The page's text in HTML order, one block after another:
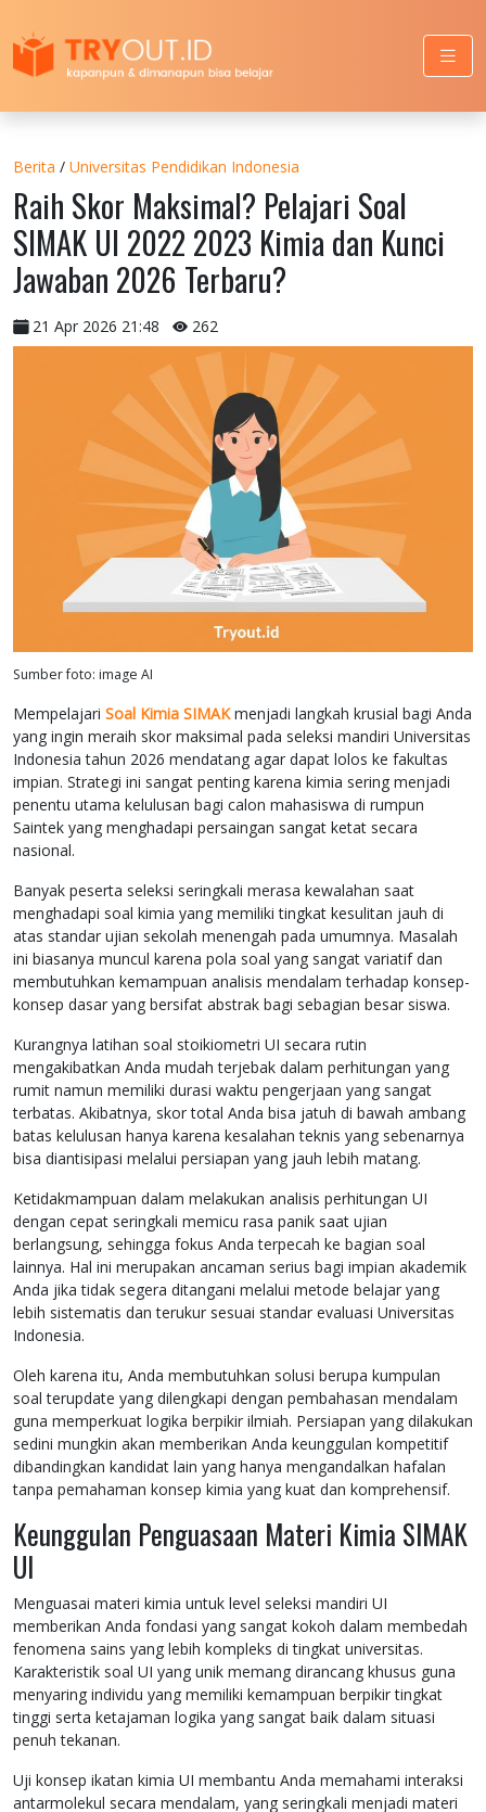
Berita / Universitas Pendidikan Indonesia
Raih Skor Maksimal? Pelajari Soal
SIMAK UI 2022 2023 Kimia dan Kunci
Jawaban 2026 Terbaru?
21 Apr 2026 21:48 262
Sumber foto: image AI
Mempelajari Soal Kimia SIMAKmenjadi langkah krusial bagi Anda
yang ingin meraih skor maksimal pada seleksi mandiri Universitas
Indonesia tahun 2026 mendatang agar dapat lolos ke fakultas
impian. Strategi ini sangat penting karena kimia sering menjadi
penentu utama kelulusan bagi calon mahasiswa di rumpun
Saintek yang menghadapi persaingan sangat ketat secara
nasional.
Banyak peserta seleksi seringkali merasa kewalahan saat
menghadapi soal kimia yang memiliki tingkat kesulitan jauh di
atas standar ujian sekolah menengah pada umumnya. Masalah
ini biasanya muncul karena pola soal yang sangat variatif dan
membutuhkan kemampuan analisis mendalam terhadap konsep-
konsep dasar yang bersifat abstrak bagi sebagian besar siswa.
Kurangnya latihan soal stoikiometri UI secara rutin
mengakibatkan Anda mudah terjebak dalam perhitungan yang
rumit namun memiliki durasi waktu pengerjaan yang sangat
terbatas. Akibatnya, skor total Anda bisa jatuh di bawah ambang
batas kelulusan hanya karena kesalahan teknis yang sebenarnya
bisa diantisipasi melalui persiapan yang jauh lebih matang.
Ketidakmampuan dalam melakukan analisis perhitungan UI
dengan cepat seringkali memicu rasa panik saat ujian
berlangsung, sehingga fokus Anda terpecah ke bagian soal
lainnya. Hal ini merupakan ancaman serius bagi impian akademik
Anda jika tidak segera ditangani melalui metode belajar yang
lebih sistematis dan terukur sesuai standar evaluasi Universitas
Indonesia.
Oleh karena itu, Anda membutuhkan solusi berupa kumpulan
soal terupdate yang dilengkapi dengan pembahasan mendalam
guna memperkuat logika berpikir ilmiah. Persiapan yang dilakukan
sedini mungkin akan memberikan Anda keunggulan kompetitif
dibandingkan kandidat lain yang hanya mengandalkan hafalan
tanpa pemahaman konsep kimia yang kuat dan komprehensif.
Keunggulan Penguasaan Materi Kimia SIMAK
UI
Menguasai materi kimia untuk level seleksi mandiri UI
memberikan Anda fondasi yang sangat kokoh dalam membedah
fenomena sains yang lebih kompleks di tingkat universitas.
Karakteristik soal UI yang unik memang dirancang khusus guna
menyaring individu yang memiliki kemampuan berpikir tingkat
tinggi serta ketajaman logika yang sangat baik dalam situasi
penuh tekanan.
Uji konsep ikatan kimia UI membantu Anda memahami interaksi
antarmolekul secara mendalam, yang seringkali menjadi materi